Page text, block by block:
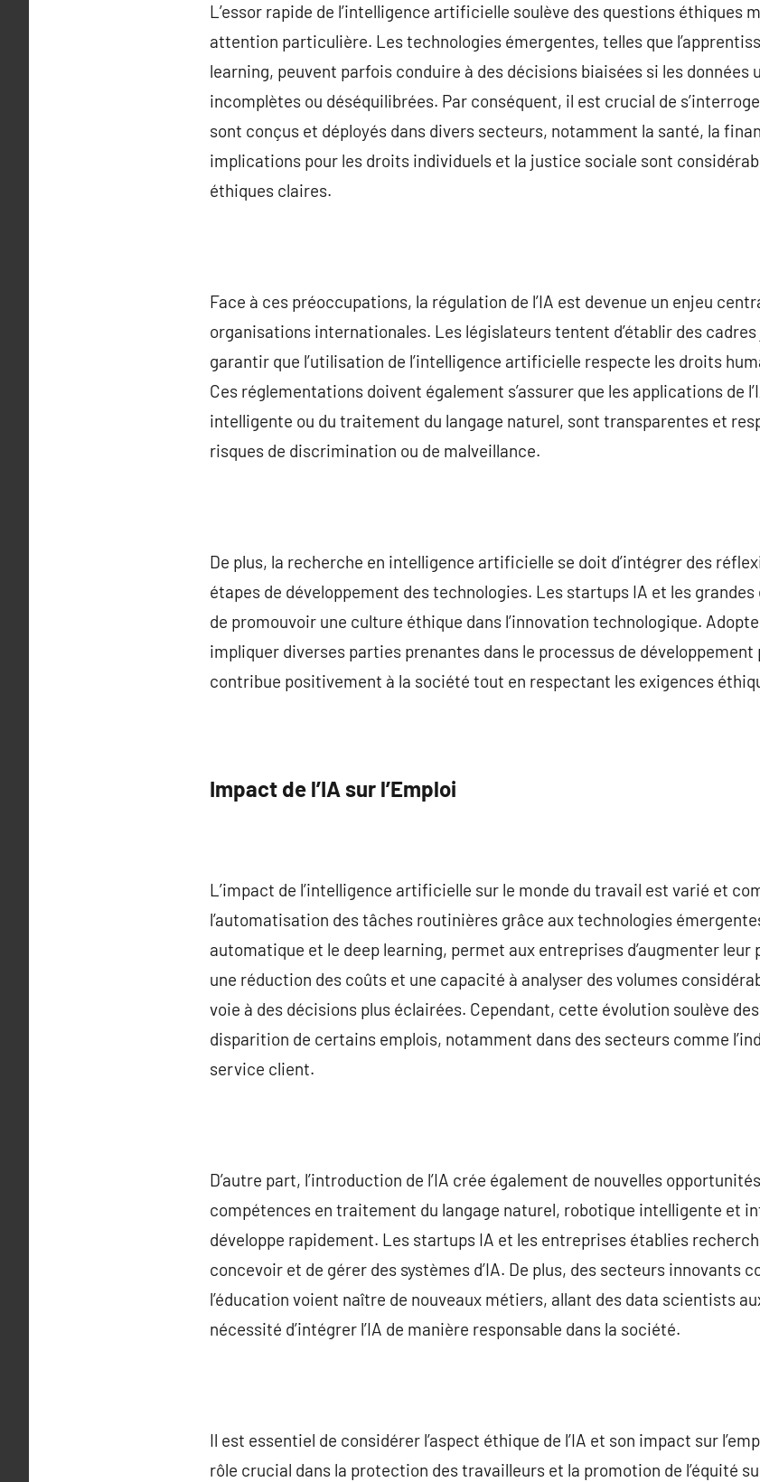
L’essor rapide de l’intelligence artificielle soulève des questions éthiques
attention particulière. Les technologies émergentes, telles que
learning, peuvent parfois conduire à des décisions biaisées si les
incomplètes ou déséquilibrées. Par conséquent, il est crucial de
sont conçus et déployés dans divers secteurs, notamment la santé, la
implications pour les droits individuels et la justice sociale sont
éthiques claires.
Face à ces préoccupations, la régulation de l’IA est devenue un enjeu
organisations internationales. Les législateurs tentent d’établir des
garantir que l’utilisation de l’intelligence artificielle respecte les droits
Ces réglementations doivent également s’assurer que les applications de
intelligente ou du traitement du langage naturel, sont transparentes et
risques de discrimination ou de malveillance.
De plus, la recherche en intelligence artificielle se doit d’intégrer des
étapes de développement des technologies. Les startups IA et les
de promouvoir une culture éthique dans l’innovation technologique.
impliquer diverses parties prenantes dans le processus de développement
contribue positivement à la société tout en respectant les exigences
Impact de l’IA sur l’Emploi
L’impact de l’intelligence artificielle sur le monde du travail est varié et
l’automatisation des tâches routinières grâce aux technologies
automatique et le deep learning, permet aux entreprises d’augmenter
une réduction des coûts et une capacité à analyser des volumes
voie à des décisions plus éclairées. Cependant, cette évolution soulève
disparition de certains emplois, notamment dans des secteurs comme
service client.
D’autre part, l’introduction de l’IA crée également de nouvelles
compétences en traitement du langage naturel, robotique intelligente et
développe rapidement. Les startups IA et les entreprises établies
concevoir et de gérer des systèmes d’IA. De plus, des secteurs innovants
l’éducation voient naître de nouveaux métiers, allant des data scientists
nécessité d’intégrer l’IA de manière responsable dans la société.
Il est essentiel de considérer l’aspect éthique de l’IA et son impact sur
rôle crucial dans la protection des travailleurs et la promotion de l’équité